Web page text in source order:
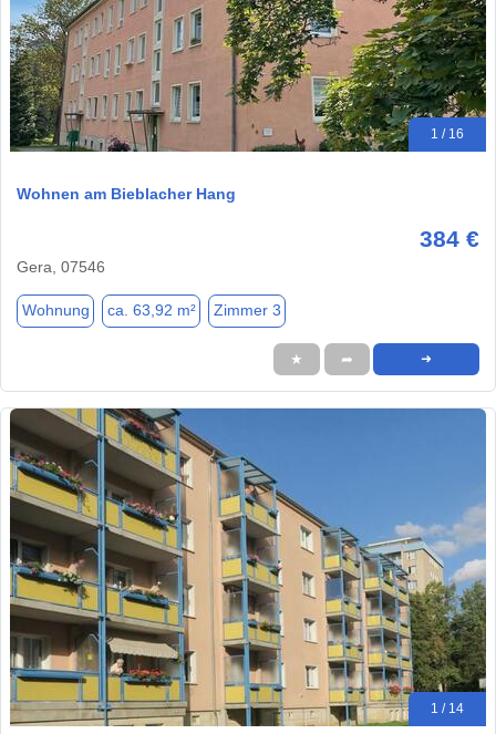
1 / 16
Wohnen am Bieblacher Hang
384 €
Gera, 07546
Wohnung ca. 63,92 m² Zimmer 3
★ ➦ ➜
1 / 14